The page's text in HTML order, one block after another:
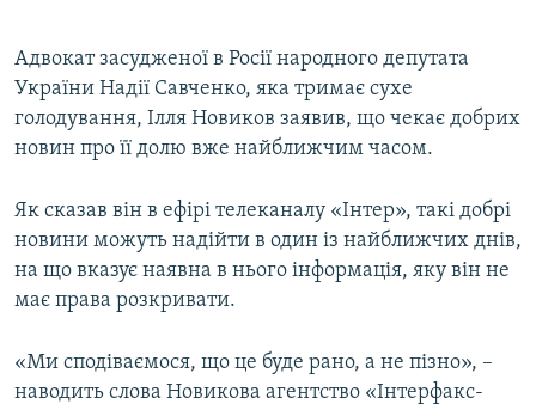
УКР
КТАТ
ДОЛУЧАЙСЯ!
Адвокат засудженої в Росії народного депутата
України Надії Савченко, яка тримає сухе
голодування, Ілля Новиков заявив, що чекає добрих
новин про її долю вже найближчим часом.
Як сказав він в ефірі телеканалу «Інтер», такі добрі
новини можуть надійти в один із найближчих днів,
на що вказує наявна в нього інформація, яку він не
має права розкривати.
«Ми сподіваємося, що це буде рано, а не пізно», –
наводить слова Новикова агентство «Інтерфакс-